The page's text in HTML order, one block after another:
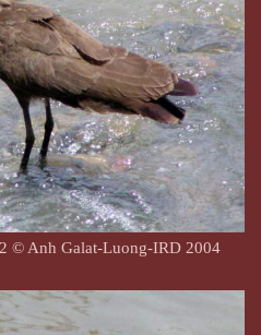
© Anh Galat-Luong-IRD 2004